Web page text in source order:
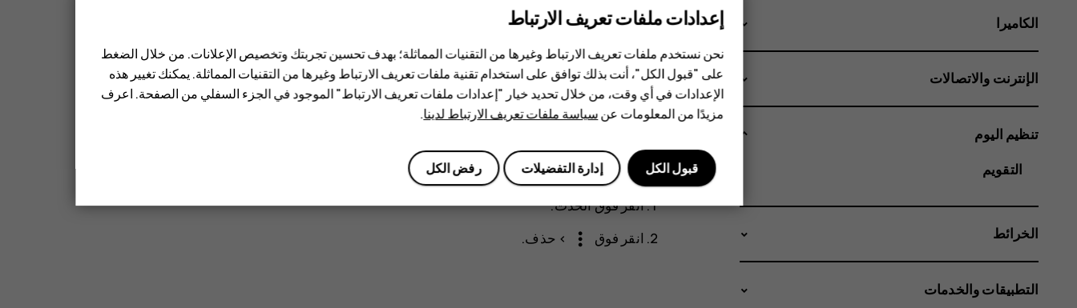
لتجعل الحدث يتكرر في أيام معينة، انقر فوق
لإضافة إشعار إلى الحدث، انقر فوق
إضافة إشعار.
انقر فوقحفظ.
تلميح:لتعديل حدث ما، انقر فوق الحدث ثم
حذف موعد
انقر فوق الحدث.
انقر فوق
more_vert
> حذف.
الكاميرا
الإنترنت والاتصالات
تنظيم اليوم
التقويم
الخرائط
التطبيقات والخدمات
إعدادات ملفات تعريف الارتباط
نحن نستخدم ملفات تعريف الارتباط وغيرها من التقنيات المماثلة؛ بهدف تحسين تجربتك وتخصيص الإعلانات. من خلال الضغط
على "قبول الكل"، أنت بذلك توافق على استخدام تقنية ملفات تعريف الارتباط وغيرها من التقنيات المماثلة. يمكنك تغيير هذه
الإعدادات في أي وقت، من خلال تحديد خيار "إعدادات ملفات تعريف الارتباط" الموجود في الجزء السفلي من الصفحة. اعرف
مزيدًا من المعلومات عنسياسة ملفات تعريف الارتباط لدينا.
رفض الكل إدارة التفضيلات قبول الكل